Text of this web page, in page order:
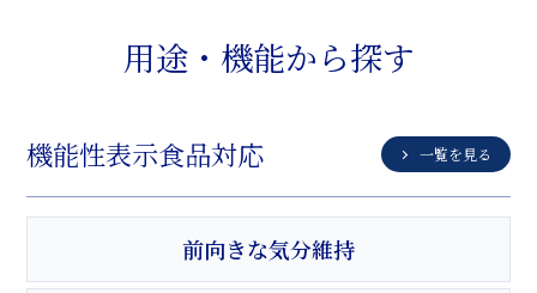
用途・機能から探す
機能性表示食品対応 一覧を見る
前向きな気分維持